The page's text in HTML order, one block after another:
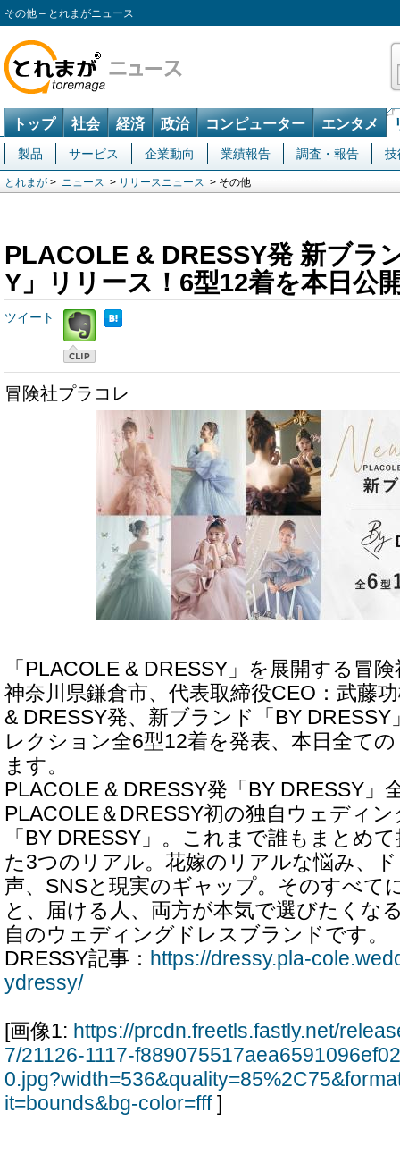
その他 – とれまがニュース
トップ 社会 経済 政治 コンピューター エンタメ
製品 サービス 企業動向 業績報告 調査・報告 技
とれまが > ニュース > リリースニュース > その他
PLACOLE & DRESSY発 新ブラ
Y」リリース！6型12着を本日公
ツイート
冒険社プラコレ
「PLACOLE & DRESSY」を展開する冒
神奈川県鎌倉市、代表取締役CEO：武藤
& DRESSY発、新ブランド「BY
レクション全6型12着を発表、本日全て
ます。
PLACOLE & DRESSY発「BY DRESSY」
PLACOLE＆DRESSY初の独自ウェディ
「BY DRESSY」。これまで誰もまとめ
た3つのリアル。花嫁のリアルな悩み、
声、SNSと現実のギャップ。そのすべて
と、届ける人、両方が本気で選びたくな
自のウェディングドレスブランドです。
DRESSY記事： https://dressy.pla-
ydressy/
[画像1: https://prcdn.freetls.fastly.net/
7/21126-1117-
it=bounds&bg-color=fff]